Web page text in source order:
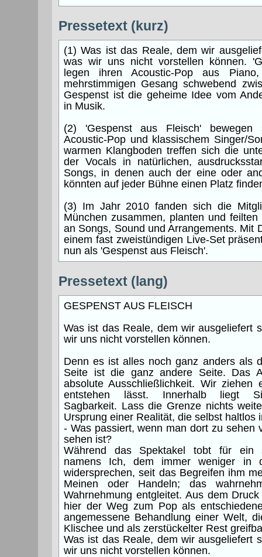
Pressetext (kurz)
(1) Was ist das Reale, dem wir
was wir uns nicht vorstellen können.
legen ihren Acoustic-Pop aus
mehrstimmigen Gesang schwebend
Gespenst ist die geheime Idee vom
in Musik.
(2) 'Gespenst aus Fleisch' bewegen
Acoustic-Pop und klassischem Singer/
warmen Klangboden treffen sich die
der Vocals in natürlichen,
Songs, in denen auch der eine oder
könnten auf jeder Bühne einen Platz
(3) Im Jahr 2010 fanden sich die
München zusammen, planten und
an Songs, Sound und Arrangements. Mit
einem fast zweistündigen Live-Set
nun als 'Gespenst aus Fleisch'.
Pressetext (lang)
GESPENST AUS FLEISCH
Was ist das Reale, dem wir ausgeliefert
wir uns nicht vorstellen können.
Denn es ist alles noch ganz anders als
Seite ist die ganz andere Seite. Das
absolute Ausschließlichkeit. Wir ziehen
entstehen lässt. Innerhalb liegt
Sagbarkeit. Lass die Grenze nichts
Ursprung einer Realität, die selbst haltlos
- Was passiert, wenn man dort zu sehen
sehen ist?
Während das Spektakel tobt für ein
namens Ich, dem immer weniger in
widersprechen, seit das Begreifen ihm
Meinen oder Handeln; das
Wahrnehmung entgleitet. Aus dem
hier der Weg zum Pop als
angemessene Behandlung einer Welt,
Klischee und als zerstückelter Rest
Was ist das Reale, dem wir ausgeliefert
wir uns nicht vorstellen können.